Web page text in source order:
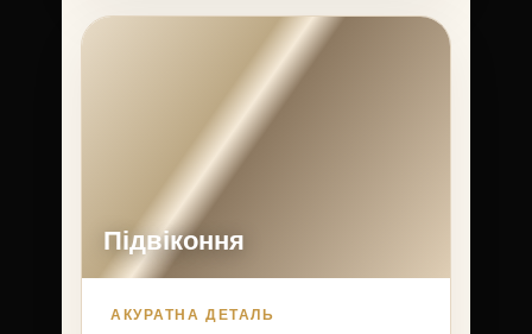
Підвіконня
АКУРАТНА ДЕТАЛЬ